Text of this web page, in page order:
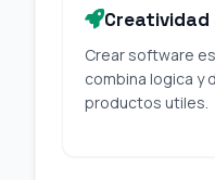
Creatividad
Crear software
combina logica y
productos utiles.